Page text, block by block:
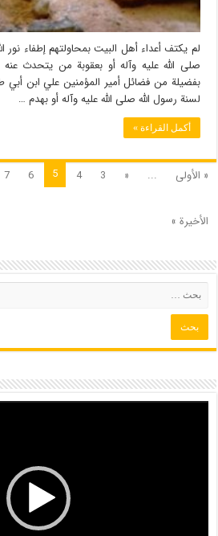
لم يكتف أعداء أهل البيت بمحاولتهم إطفاء نور
صلى الله عليه وآله أو بعقوبة من يتحدث
بفضيلة من فضائل أمير المؤمنين علي ابن أبي
لسنة رسول الله صلى الله عليه وآله أو بهدم …
أكمل القراءة »
« الأولى ...
«
3
4
5
6
7
الأخيرة »